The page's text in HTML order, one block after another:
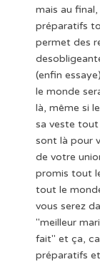
mais au
préparatifs
permet des
(enfin
le monde
là, même si
sa veste tout
sont là pour
de votre
promis tout
tout le
vous serez
"meilleur
fait" et ça,
préparatifs